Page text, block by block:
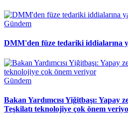
Gündem
DMM'den füze tedariki iddialarına
Gündem
Bakan Yardımcısı Yiğitbaşı: Yapay
Teşkilatı teknolojiye çok önem